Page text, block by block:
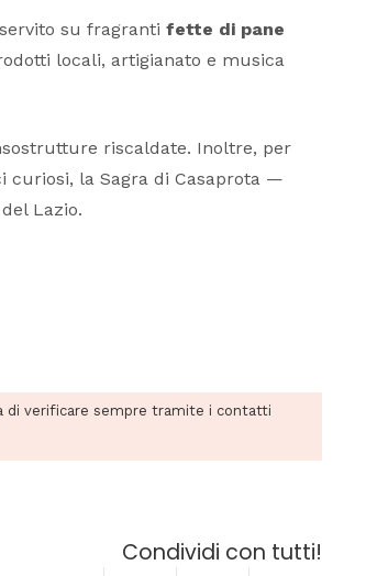
su fragranti fette di pane
locali, artigianato e musica
riscaldate. Inoltre, per
curiosi, la Sagra di Casaprota —
Lazio.
di verificare sempre tramite i contatti
Condividi con tutti!